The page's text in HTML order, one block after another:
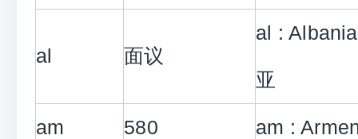
al 面议
al :
亚
am 580 am :